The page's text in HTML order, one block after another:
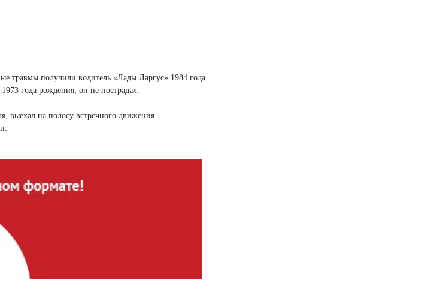
травмы получили водитель «Лады Ларгус» 1984 года
года рождения, он не пострадал.
выехал на полосу встречного движения.